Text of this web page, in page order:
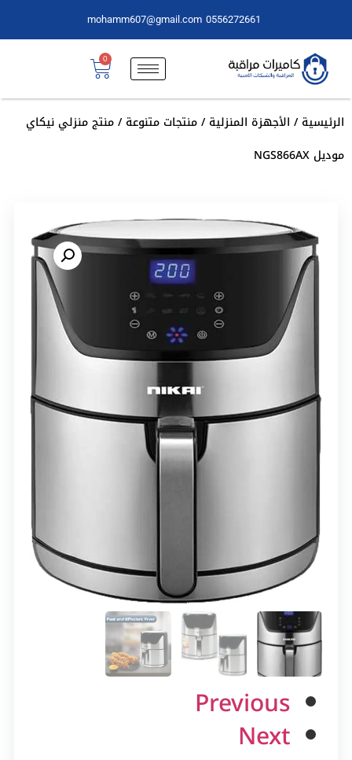
0556272661
mohamm607@gmail.com
0
الرئيسية/ الأجهزة المنزلية/منتجات متنوعة/ منتج منزلي نيكاي
موديل NGS866AX
Previous
Next